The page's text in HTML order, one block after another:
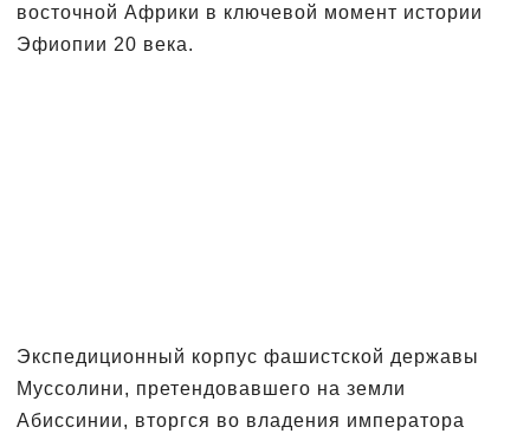
восточной Африки в ключевой момент истории
Эфиопии 20 века.
Экспедиционный корпус фашистской державы
Муссолини, претендовавшего на земли
Абиссинии, вторгся во владения императора